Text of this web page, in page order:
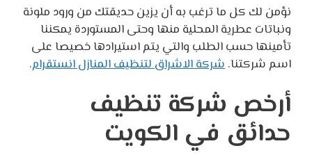
نؤمن لك كل ما ترغب به أن يزين حديقتك من ورود ملونة
ونباتات عطرية المحلية منها وحتى المستوردة يمكننا
تأمينها حسب الطلب والتي يتم استيرادها خصيصا على
اسم شركتنا.شركة الاشراق لتنظيف المنازل انستقرام.
أرخص شركة تنظيف
حدائق في الكويت